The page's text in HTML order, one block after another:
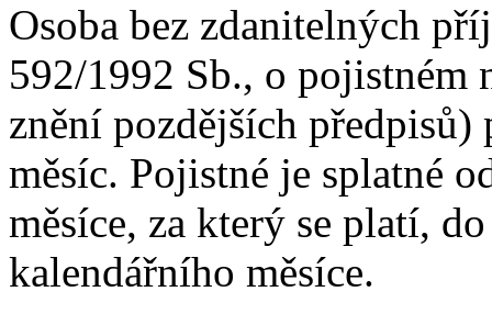
Osoba bez zdanitelných
592/1992 Sb., o pojistném
znění pozdějších
měsíc. Pojistné je splatné
měsíce, za který se platí,
kalendářního měsíce.